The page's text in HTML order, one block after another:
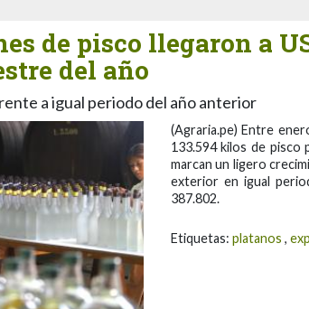
de pisco llegaron a
del año
a igual periodo del año anterior
(Agraria.pe) Entre
133.594 kilos de pisco
marcan un ligero
exterior en igual
387.802.
Etiquetas: platanos ,